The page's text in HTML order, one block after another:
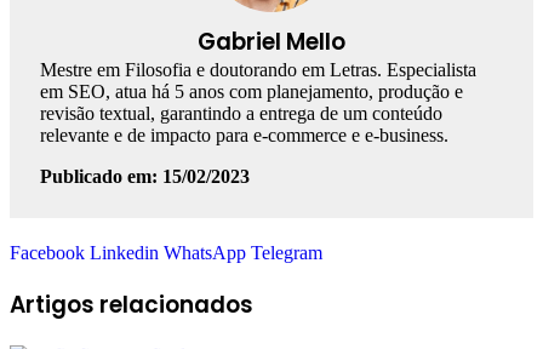
Gabriel Mello
Mestre em Filosofia e doutorando em Letras. Especialista
em SEO, atua há 5 anos com planejamento, produção e
revisão textual, garantindo a entrega de um conteúdo
relevante e de impacto para e-commerce e e-business.
Publicado em: 15/02/2023
Facebook Linkedin WhatsApp Telegram
Artigos relacionados